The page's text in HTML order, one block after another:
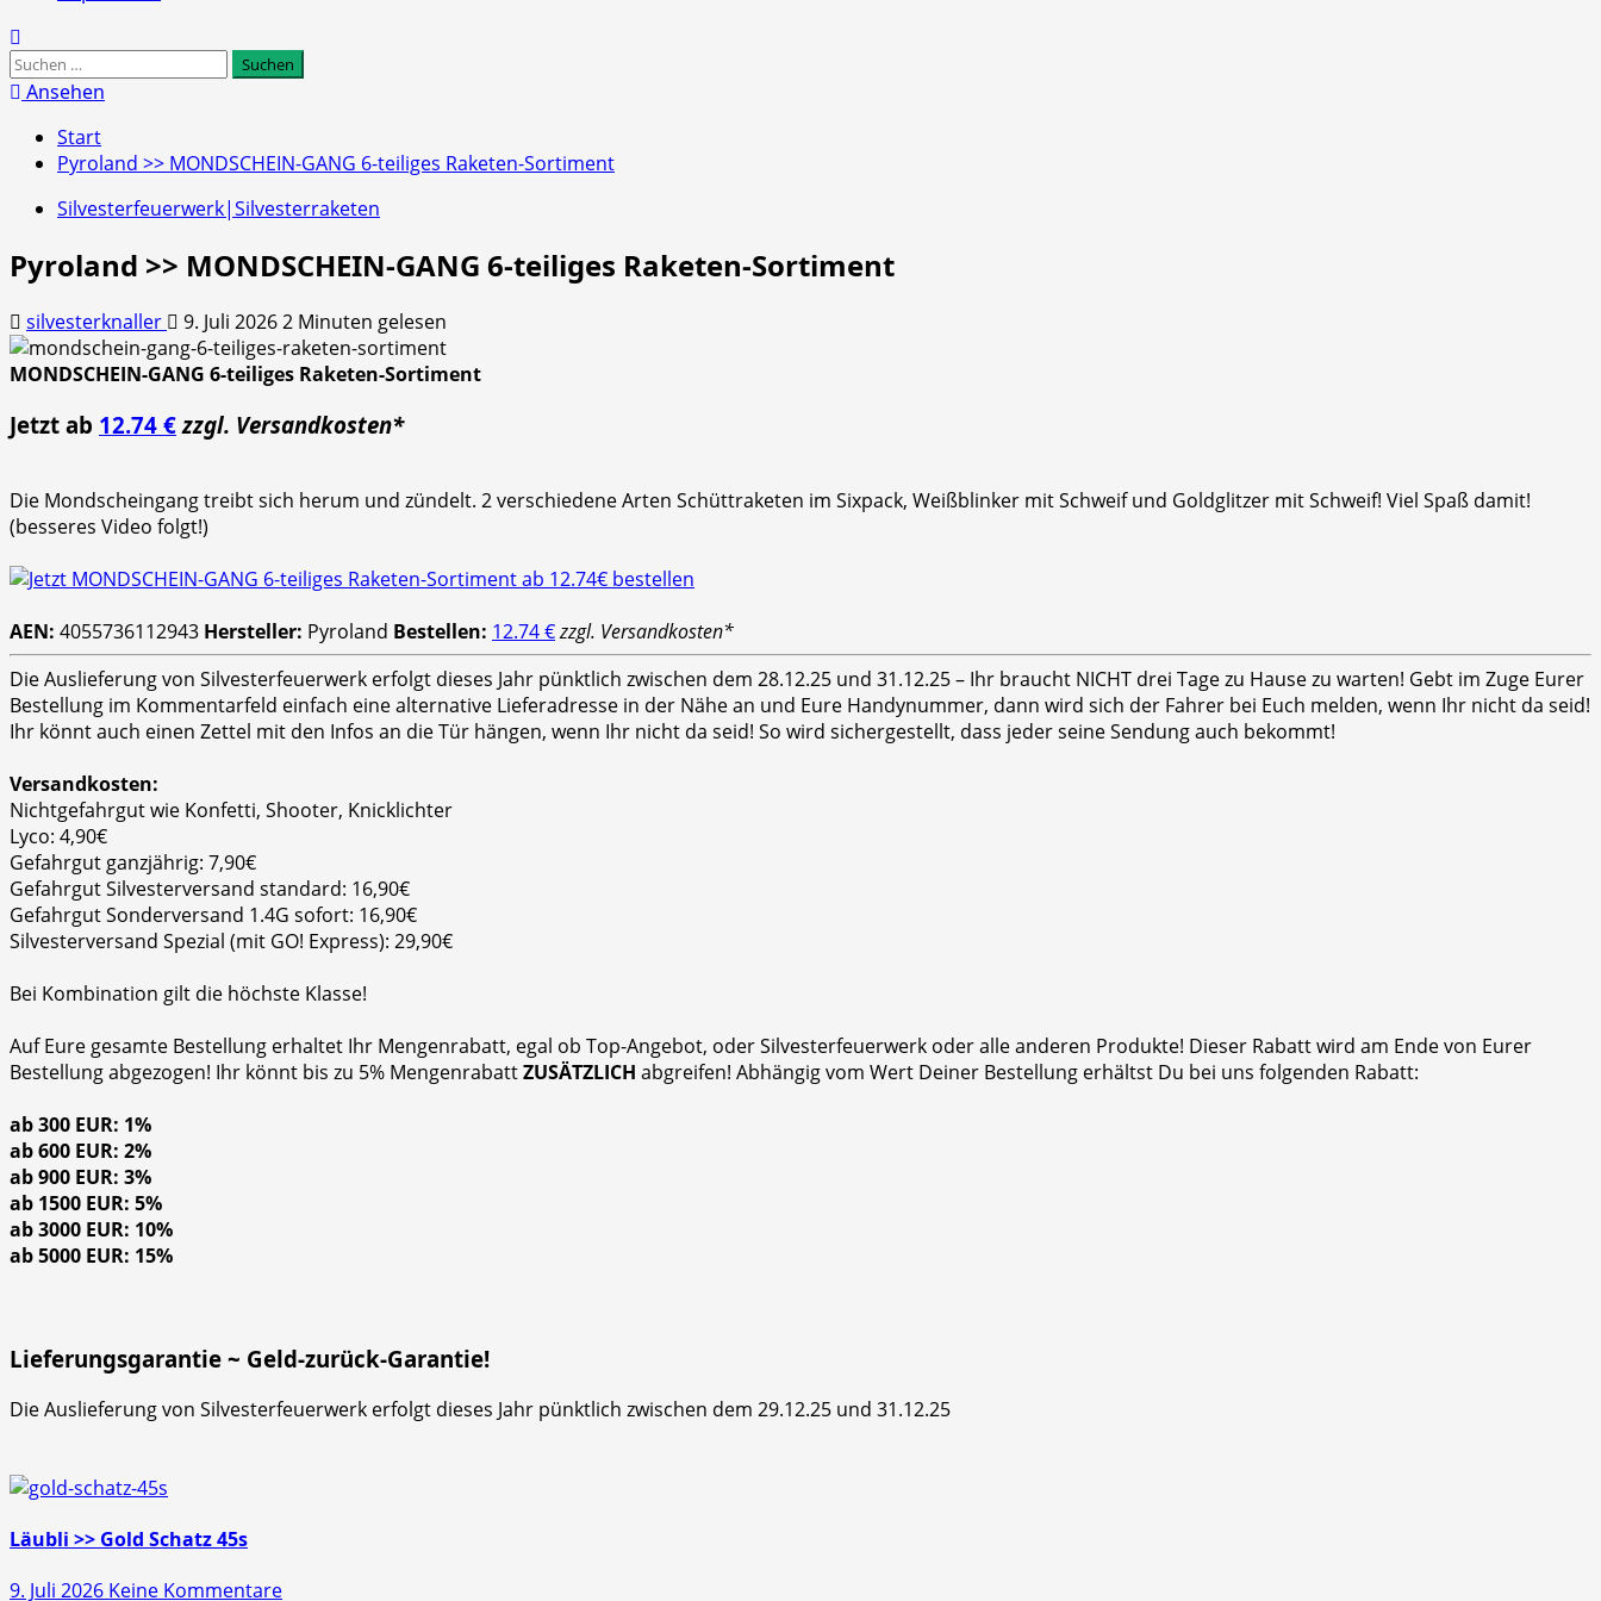
Suchen
nach:
Ansehen
Start
Pyroland >> MONDSCHEIN-GANG 6-teiliges Raketen-Sortiment
Silvesterfeuerwerk|Silvesterraketen
Pyroland >> MONDSCHEIN-GANG 6-teiliges Raketen-Sortiment
silvesterknaller 9. Juli 20262 Minuten gelesen
MONDSCHEIN-GANG 6-teiliges Raketen-Sortiment
Jetzt ab 12.74 € zzgl. Versandkosten*
Die Mondscheingang treibt sich herum und zündelt. 2 verschiedene Arten Schüttraketen im Sixpack, Weißblinker mit Schweif und Goldglitzer mit Schweif! Viel Spaß damit!
(besseres Video folgt!)
AEN: 4055736112943 Hersteller: Pyroland Bestellen: 12.74 €zzgl. Versandkosten*
Die Auslieferung von Silvesterfeuerwerk erfolgt dieses Jahr pünktlich zwischen dem 28.12.25 und 31.12.25 – Ihr braucht NICHT drei Tage zu Hause zu warten! Gebt im Zuge Eurer
Bestellung im Kommentarfeld einfach eine alternative Lieferadresse in der Nähe an und Eure Handynummer, dann wird sich der Fahrer bei Euch melden, wenn Ihr nicht da seid!
Ihr könnt auch einen Zettel mit den Infos an die Tür hängen, wenn Ihr nicht da seid! So wird sichergestellt, dass jeder seine Sendung auch bekommt!
Versandkosten:
Nichtgefahrgut wie Konfetti, Shooter, Knicklichter
Lyco: 4,90€
Gefahrgut ganzjährig: 7,90€
Gefahrgut Silvesterversand standard: 16,90€
Gefahrgut Sonderversand 1.4G sofort: 16,90€
Silvesterversand Spezial (mit GO! Express): 29,90€
Bei Kombination gilt die höchste Klasse!
Auf Eure gesamte Bestellung erhaltet Ihr Mengenrabatt, egal ob Top-Angebot, oder Silvesterfeuerwerk oder alle anderen Produkte! Dieser Rabatt wird am Ende von Eurer
Bestellung abgezogen! Ihr könnt bis zu 5% MengenrabattZUSÄTZLICH abgreifen! Abhängig vom Wert Deiner Bestellung erhältst Du bei uns folgenden Rabatt:
ab 300 EUR: 1%
ab 600 EUR: 2%
ab 900 EUR: 3%
ab 1500 EUR: 5%
ab 3000 EUR: 10%
ab 5000 EUR: 15%
Lieferungsgarantie ~ Geld-zurück-Garantie!
Die Auslieferung von Silvesterfeuerwerk erfolgt dieses Jahr pünktlich zwischen dem 29.12.25 und 31.12.25
Läubli >> Gold Schatz 45s
9. Juli 2026 Keine Kommentarezu